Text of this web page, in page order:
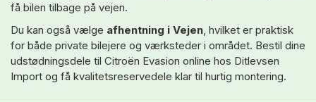
få bilen tilbage på vejen.
Du kan også vælge afhentning i Vejen , hvilket er praktisk
for både private bilejere og værksteder i området. Bestil dine
udstødningsdele til Citroën Evasion online hos Ditlevsen
Import og få kvalitetsreservedele klar til hurtig montering.